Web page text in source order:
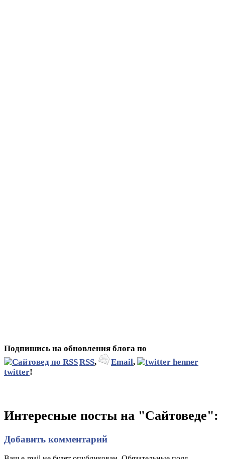
Подпишись на обновления блога по
RSS, Email,
twitter!
Интересные посты на "Сайтоведе":
Добавить комментарий